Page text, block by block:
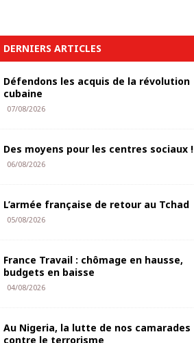
DERNIERS ARTICLES
Défendons les acquis de la révolution
cubaine
07/08/2026
Des moyens pour les centres sociaux !
06/08/2026
L’armée française de retour au Tchad
05/08/2026
France Travail : chômage en hausse,
budgets en baisse
04/08/2026
Au Nigeria, la lutte de nos camarades
contre le terrorisme